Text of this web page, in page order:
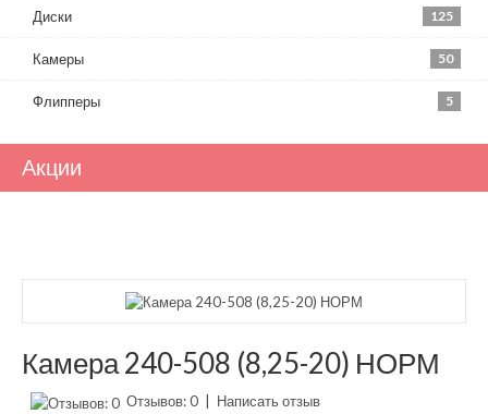
Диски 125
Камеры 50
Флипперы 5
Акции
Камера 240-508 (8,25-20) НОРМ
Отзывов: 0 Написать отзыв